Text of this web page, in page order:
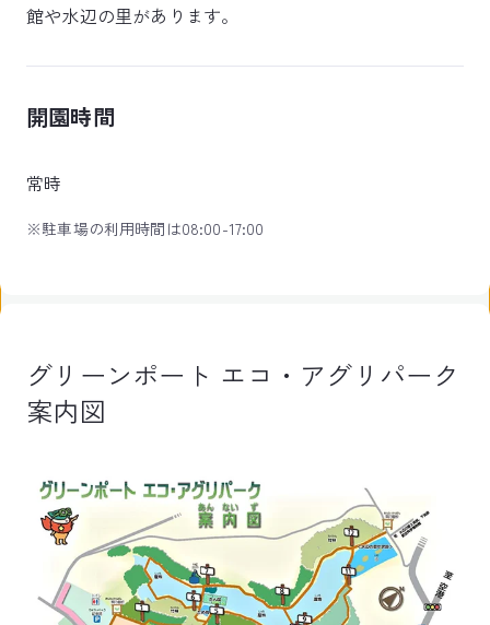
館や水辺の里があります。
開園時間
常時
※駐車場の利用時間は08:00-17:00
グリーンポート エコ・アグリパーク
案内図